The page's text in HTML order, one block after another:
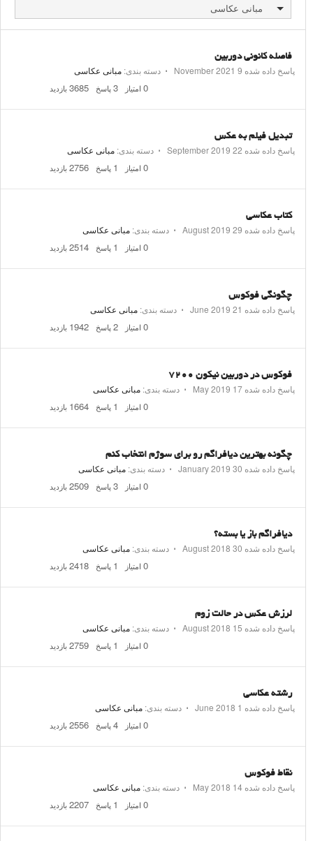
مبانی عکاسی
فاصله کانونی دوربین
پاسخ داده شده 9 November 2021
⋅ دسته بندی: مبانی عکاسی
3685 بازدید 3 پاسخ 0 امتیاز
تبدیل فیلم به عکس
پاسخ داده شده 22 September 2019
⋅ دسته بندی: مبانی عکاسی
2756 بازدید 1 پاسخ 0 امتیاز
کتاب عکاسی
پاسخ داده شده 29 August 2019
⋅ دسته بندی: مبانی عکاسی
2514 بازدید 1 پاسخ 0 امتیاز
چگونگی فوکوس
پاسخ داده شده 21 June 2019
⋅ دسته بندی: مبانی عکاسی
1942 بازدید 2 پاسخ 0 امتیاز
فوکوس در دوربین نیکون ۷۲۰۰
پاسخ داده شده 17 May 2019
⋅ دسته بندی: مبانی عکاسی
1664 بازدید 1 پاسخ 0 امتیاز
چگونه بهترین دیافراگم رو برای سوژم انتخاب کنم
پاسخ داده شده 30 January 2019
⋅ دسته بندی: مبانی عکاسی
2509 بازدید 3 پاسخ 0 امتیاز
دیافراگم باز یا بسته؟
پاسخ داده شده 30 August 2018
⋅ دسته بندی: مبانی عکاسی
2418 بازدید 1 پاسخ 0 امتیاز
لرزش عکس در حالت زوم
پاسخ داده شده 15 August 2018
⋅ دسته بندی: مبانی عکاسی
2759 بازدید 1 پاسخ 0 امتیاز
رشته عکاسی
پاسخ داده شده 1 June 2018
⋅ دسته بندی: مبانی عکاسی
2556 بازدید 4 پاسخ 0 امتیاز
نقاط فوکوس
پاسخ داده شده 14 May 2018
⋅ دسته بندی: مبانی عکاسی
2207 بازدید 1 پاسخ 0 امتیاز